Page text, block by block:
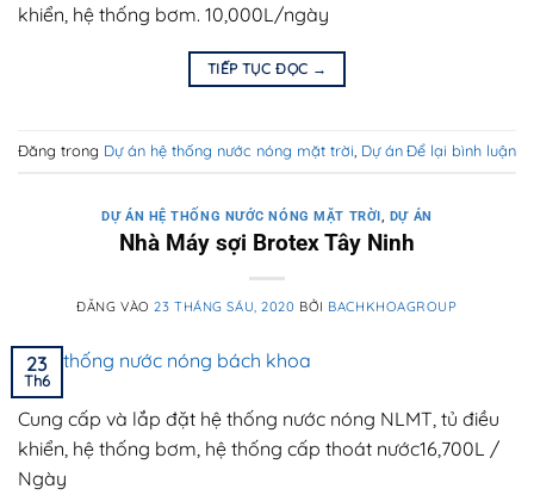
khiển, hệ thống bơm. 10,000L/ngày
TIẾP TỤC ĐỌC →
Đăng trong Dự án hệ thống nước nóng mặt trời, Dự ánĐể lại bình luận
DỰ ÁN HỆ THỐNG NƯỚC NÓNG MẶT TRỜI, DỰ ÁN
Nhà Máy sợi Brotex Tây Ninh
ĐĂNG VÀO23 THÁNG SÁU, 2020 BỞI BACHKHOAGROUP
23
Th6
Cung cấp và lắp đặt hệ thống nước nóng NLMT, tủ điều
khiển, hệ thống bơm, hệ thống cấp thoát nước16,700L /
Ngày